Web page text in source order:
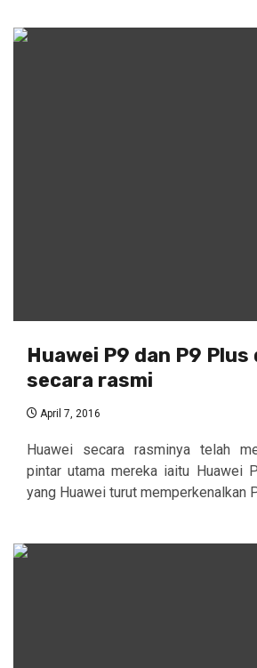
Huawei P9 dan P9
secara rasmi
April 7, 2016
Huawei secara rasminya telah
pintar utama mereka iaitu Huawei
yang Huawei turut memperkenalkan